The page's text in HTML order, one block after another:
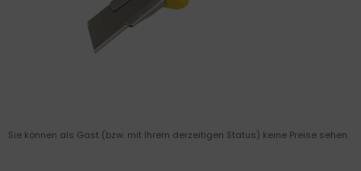
Sie können als Gast (bzw. mit Ihrem derzeitigen Status) keine Preise sehen.